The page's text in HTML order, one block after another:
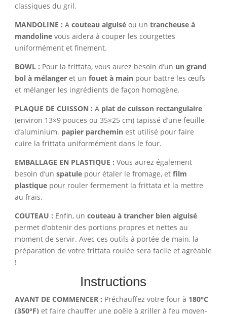
classiques du gril.
MANDOLINE : A couteau aiguiséou un trancheuse à
mandolinevous aidera à couper les courgettes
uniformément et finement.
BOWL : Pour la frittata, vous aurez besoin d’un un grand
bol à mélangeret un fouet à mainpour battre les œufs
et mélanger les ingrédients de façon homogène.
PLAQUE DE CUISSON : A plat de cuisson rectangulaire
(environ 13×9 pouces ou 35×25 cm) tapissé d’une feuille
d’aluminium. papier parcheminest utilisé pour faire
cuire la frittata uniformément dans le four.
EMBALLAGE EN PLASTIQUE : Vous aurez également
besoin d’un spatulepour étaler le fromage, et film
plastiquepour rouler fermement la frittata et la mettre
au frais.
COUTEAU : Enfin, un couteau à trancher bien aiguisé
permet d’obtenir des portions propres et nettes au
moment de servir. Avec ces outils à portée de main, la
préparation de votre frittata roulée sera facile et agréable
!
Instructions
AVANT DE COMMENCER : Préchauffez votre four à 180°C
(350°F) et faire chauffer une poêle à griller à feu moyen-